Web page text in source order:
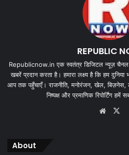
REPUBLIC
Republicnow.in एक स्वतंत्र डिजिटल न्यूज़
खबरें प्रदान करता है। हमारा लक्ष्य है कि हम
आप तक पहुँचाएँ। राजनीति, मनोरंजन, खेल, बिज़नेस,
निष्पक्ष और प्रमाणिक रिपोर्टिंग हमें
About